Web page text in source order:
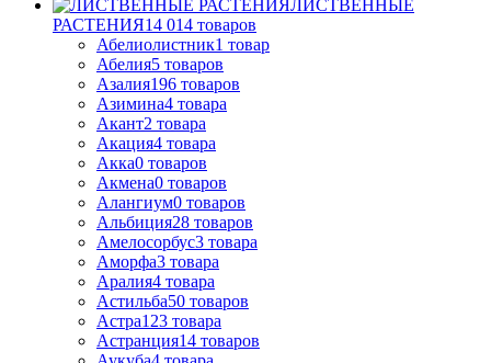
ЛИСТВЕННЫЕ
РАСТЕНИЯ14 014 товаров
Абелиолистник1 товар
Абелия5 товаров
Азалия196 товаров
Азимина4 товара
Акант2 товара
Акация4 товара
Акка0 товаров
Акмена0 товаров
Алангиум0 товаров
Альбиция28 товаров
Амелосорбус3 товара
Аморфа3 товара
Аралия4 товара
Астильба50 товаров
Астра123 товара
Астранция14 товаров